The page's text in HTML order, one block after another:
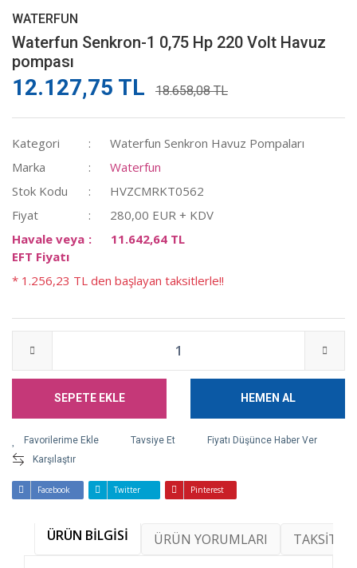
WATERFUN
Waterfun Senkron-1 0,75 Hp 220 Volt Havuz
pompası
12.127,75 TL 18.658,08 TL
Kategori
Waterfun Senkron Havuz Pompaları
Marka
Waterfun
Stok Kodu
HVZCMRKT0562
Fiyat
280,00 EUR + KDV
Havale veya
EFT Fiyatı
11.642,64 TL
* 1.256,23 TL den başlayan taksitlerle!!
SEPETE EKLE HEMEN AL
Tavsiye Et
Fiyatı Düşünce Haber Ver
Karşılaştır
Facebook Twitter Pinterest
ÜRÜN BİLGİSİ ÜRÜN YORUMLARI TAKSİT